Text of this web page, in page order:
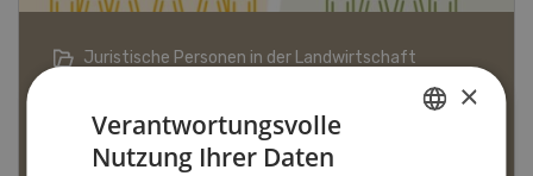
Bio-Artikel
×
Verantwortungsvolle
Nutzung Ihrer Daten